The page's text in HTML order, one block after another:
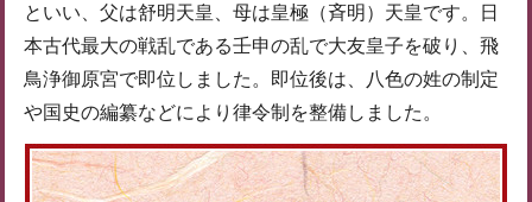
といい、父は舒明天皇、母は皇極（斉明）天皇です。日
本古代最大の戦乱である壬申の乱で大友皇子を破り、飛
鳥浄御原宮で即位しました。即位後は、八色の姓の制定
や国史の編纂などにより律令制を整備しました。